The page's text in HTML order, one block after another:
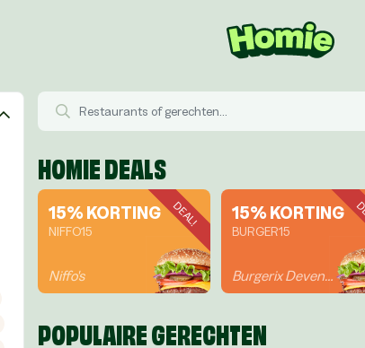
HOMIE DEALS
15% KORTING
NIFFO15
Niffo's
DEAL! 15% KORTING
BURGER15
Burgerix Deventer
POPULAIRE GERECHTEN